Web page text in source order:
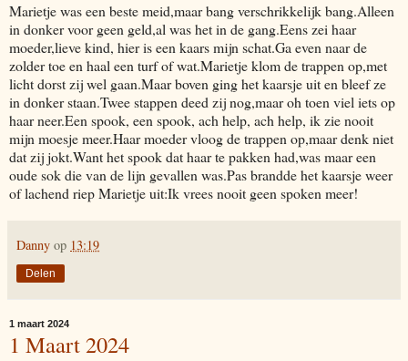
Marietje was een beste meid,maar bang verschrikkelijk bang.Alleen
in donker voor geen geld,al was het in de gang.Eens zei haar
moeder,lieve kind, hier is een kaars mijn schat.Ga even naar de
zolder toe en haal een turf of wat.Marietje klom de trappen op,met
licht dorst zij wel gaan.Maar boven ging het kaarsje uit en bleef ze
in donker staan.Twee stappen deed zij nog,maar oh toen viel iets op
haar neer.Een spook, een spook, ach help, ach help, ik zie nooit
mijn moesje meer.Haar moeder vloog de trappen op,maar denk niet
dat zij jokt.Want het spook dat haar te pakken had,was maar een
oude sok die van de lijn gevallen was.Pas brandde het kaarsje weer
of lachend riep Marietje uit:Ik vrees nooit geen spoken meer!
Danny op 13:19
Delen
1 maart 2024
1 Maart 2024